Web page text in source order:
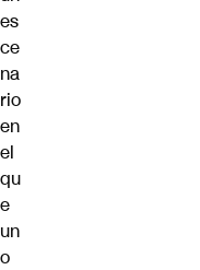
es
ce
na
rio
en
el
qu
e
un
o